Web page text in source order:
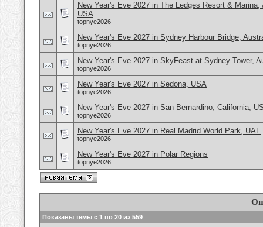
New Year's Eve 2027 in The Ledges Resort &
USA
topnye2026
New Year's Eve 2027 in Sydney Harbour Bridge,
topnye2026
New Year's Eve 2027 in SkyFeast at Sydney Tower,
topnye2026
New Year's Eve 2027 in Sedona, USA
topnye2026
New Year's Eve 2027 in San Bernardino, California,
topnye2026
New Year's Eve 2027 in Real Madrid World Park, UAE
topnye2026
New Year's Eve 2027 in Polar Regions
topnye2026
Показаны темы с 1 по 20 из 559